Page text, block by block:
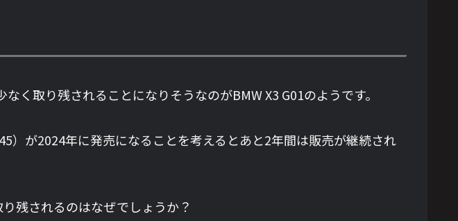
く取り残されることになりそうなのがBMW X3 G01のようです。
）が2024年に発売になることを考えるとあと2年間は販売が継続され
残されるのはなぜでしょうか？